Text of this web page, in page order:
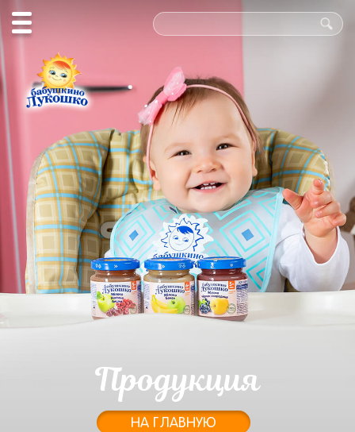
Польза
в каждой
ложке!
Продукция
НА ГЛАВНУЮ